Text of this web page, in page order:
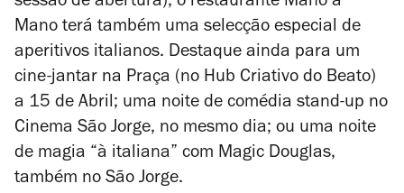
Mano terá também uma selecção especial de
aperitivos italianos. Destaque ainda para um
cine-jantar na Praça (no Hub Criativo do Beato)
a 15 de Abril; uma noite de comédia stand-up no
Cinema São Jorge, no mesmo dia; ou uma noite
de magia “à italiana” com Magic Douglas,
também no São Jorge.